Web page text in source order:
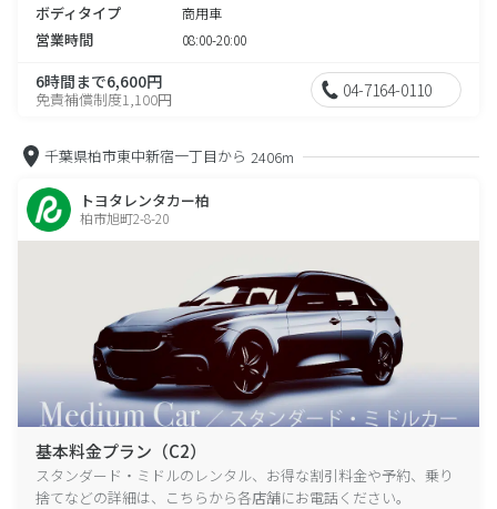
ボディタイプ 商用車
営業時間 08:00-20:00
6時間まで6,600円
免責補償制度1,100円 04-7164-0110
千葉県柏市東中新宿一丁目から 2406m
トヨタレンタカー柏
柏市旭町2-8-20
基本料金プラン（C2）
スタンダード・ミドルのレンタル、お得な割引料金や予約、乗り
捨てなどの詳細は、こちらから各店舗にお電話ください。